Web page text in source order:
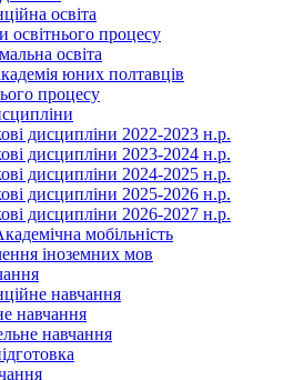
освіта
освітнього процесу
освіта
юних полтавців
процесу
дисципліни 2022-2023 н.р.
дисципліни 2023-2024 н.р.
дисципліни 2024-2025 н.р.
дисципліни 2025-2026 н.р.
дисципліни 2026-2027 н.р.
мобільність
іноземних мов
навчання
навчання
навчання